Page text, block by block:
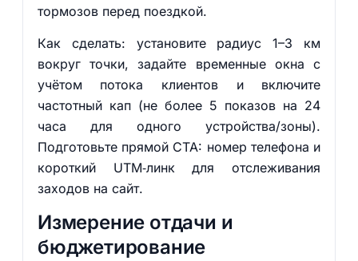
тормозов перед поездкой.
Как сделать: установите радиус 1–3 км
вокруг точки, задайте временные окна с
учётом потока клиентов и включите
частотный кап (не более 5 показов на 24
часа для одного устройства/зоны).
Подготовьте прямой CTA: номер телефона и
короткий UTM‑линк для отслеживания
заходов на сайт.
Измерение отдачи и
бюджетирование